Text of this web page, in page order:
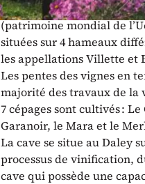
Le domaine familial
(patrimoine mondial de
situées sur 4 hameaux
les appellations Villette et
Les pentes des vignes en
majorité des travaux de la
7 cépages sont cultivés :
Garanoir, le Mara et le
La cave se situe au Daley
processus de vinification,
cave qui possède une